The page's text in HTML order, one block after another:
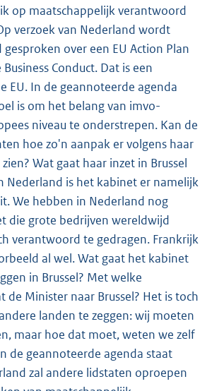
op maatschappelijk verantwoord
verzoek van Nederland wordt
gesproken over een EU Action Plan
Conduct. Dat is een
EU. In de geannoteerde agenda
is om het belang van imvo-
niveau te onderstrepen. Kan de
hoe zo'n aanpak er volgens haar
Wat gaat haar inzet in Brussel
Nederland is het kabinet er namelijk
We hebben in Nederland nog
die grote bedrijven wereldwijd
verantwoord te gedragen. Frankrijk
al wel. Wat gaat het kabinet
in Brussel? Met welke
de Minister naar Brussel? Het is toch
landen te zeggen: wij moeten
maar hoe dat moet, weten we zelf
de geannoteerde agenda staat
zal andere lidstaten oproepen